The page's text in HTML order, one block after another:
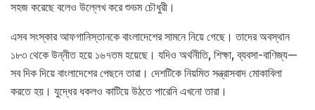
সহজ করেছে বলেও উল্লেখ করে শুভম চৌধুরী।
এসব সংস্কার আফগানিস্তানকে বাংলাদেশের সামনে নিয়ে গেছে। তাদের অবস্থান
১৮৩ থেকে উন্নীত হয়ে ১৬৭তম হয়েছে। যদিও অর্থনীতি, শিক্ষা, ব্যবসা-বাণিজ্য—
সব দিক দিয়ে বাংলাদেশের পেছনে তারা। দেশটিকে নিয়মিত সন্ত্রাসবাদ মোকাবিলা
করতে হয়। যুদ্ধের ধকলও কাটিয়ে উঠতে পারেনি এখনো তারা।